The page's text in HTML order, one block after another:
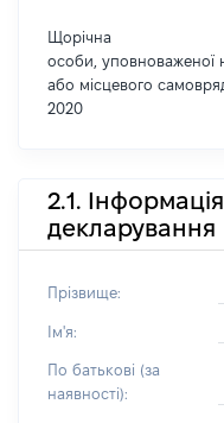
Щорічна
особи, уповноваженої
або місцевого
2020
2.1.
декларування
Прізвище:
Ім'я:
По батькові (за
наявності):